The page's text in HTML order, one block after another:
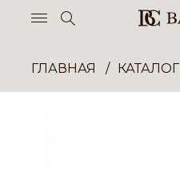
ГЛАВНАЯ КАТАЛОГ